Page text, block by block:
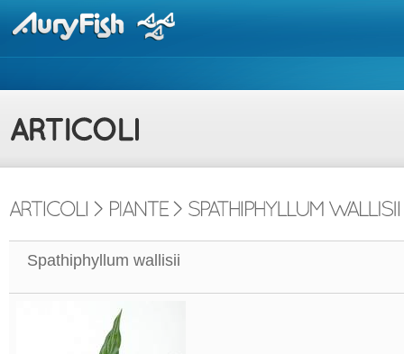
Spathiphyllum wallisii